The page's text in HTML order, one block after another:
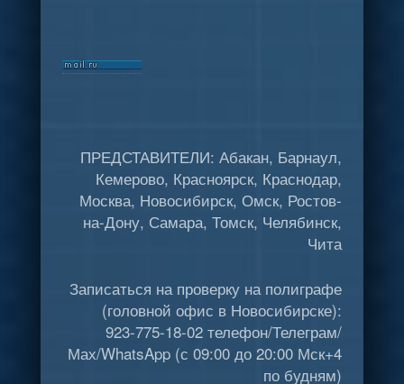
ПРЕДСТАВИТЕЛИ: Абакан, Барнаул,
Кемерово, Красноярск, Краснодар,
Москва, Новосибирск, Омск, Ростов-
на-Дону, Самара, Томск, Челябинск,
Чита
Записаться на проверку на полиграфе
(головной офис в Новосибирске):
923-775-18-02 телефон/Телеграм/
Мах/WhatsApp (с 09:00 до 20:00 Мск+4
по будням)